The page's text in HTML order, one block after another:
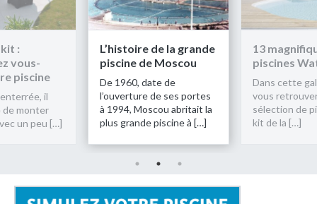
la grande
de
ses portes
abritait la
à […]
13 magnifiques
piscines Waterair
Dans cette galerie photos,
vous retrouverez une
sélection de piscines en
kit de la […]
Piscine en
construisez
même
Hors-sol ou
est possible
soi-même,